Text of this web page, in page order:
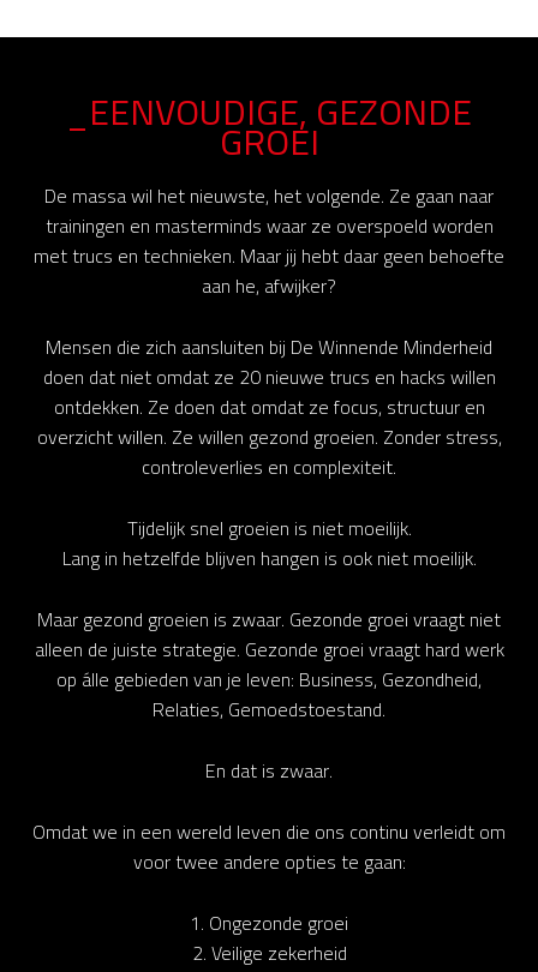
_EENVOUDIGE, GEZONDE
GROEI
De massa wil het nieuwste, het volgende. Ze gaan naar
trainingen en masterminds waar ze overspoeld worden
met trucs en technieken. Maar jij hebt daar geen behoefte
aan he, afwijker?
Mensen die zich aansluiten bij De Winnende Minderheid
doen dat niet omdat ze 20 nieuwe trucs en hacks willen
ontdekken. Ze doen dat omdat ze focus, structuur en
overzicht willen. Ze willen gezond groeien. Zonder stress,
controleverlies en complexiteit.
Tijdelijk snel groeien is niet moeilijk.
Lang in hetzelfde blijven hangen is ook niet moeilijk.
Maar gezond groeien is zwaar. Gezonde groei vraagt niet
alleen de juiste strategie. Gezonde groei vraagt hard werk
op álle gebieden van je leven: Business, Gezondheid,
Relaties, Gemoedstoestand.
En dat is zwaar.
Omdat we in een wereld leven die ons continu verleidt om
voor twee andere opties te gaan:
1. Ongezonde groei
2. Veilige zekerheid